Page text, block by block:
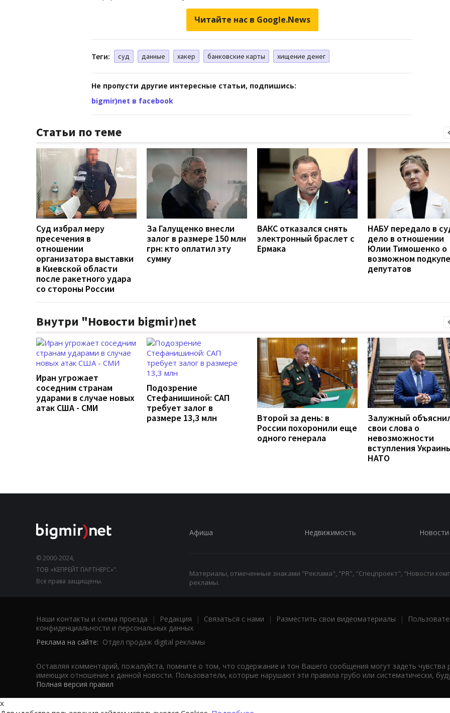
Читайте нас в Google.News
Теги: суд данные хакер банковские карты хищение денег
Не пропусти другие интересные статьи, подпишись:
bigmir)net в facebook
Статьи по теме
Суд избрал меру
пресечения в
отношении
организатора выставки
в Киевской области
после ракетного удара
со стороны России
За Галущенко внесли
залог в размере 150 млн
грн: кто оплатил эту
сумму
ВАКС отказался снять
электронный браслет с
Ермака
НАБУ передало в
дело в отношении
Юлии Тимошенко о
возможном подкупе
депутатов
Внутри "Новости bigmir)net
Иран угрожает
соседним странам
ударами в случае новых
атак США - СМИ
Подозрение
Стефанишиной: САП
требует залог в
размере 13,3 млн
Второй за день: в
России похоронили еще
одного генерала
Залужный
свои слова о
невозможности
вступления
НАТО
© 2000-2024,
ТОВ «КЕПРЕЙТ ПАРТНЕРС»".
Все права защищены.
Афиша Недвижимость Новости
Материалы, отмеченные знаками "Реклама", "PR", "Спецпроект", "Новости
рекламы.
Наши контакты и схема проезда | Редакция | Связаться с нами | Разместить свои видеоматериалы |
конфиденциальности и персональных данных
Реклама на сайте: Отдел продаж digital рекламы
Оставляя комментарий, пожалуйста, помните о том, что содержание и тон Вашего сообщения могут задеть чувства
имеющих отношение к данной новости. Пользователи, которые нарушают эти правила грубо или систематически,
Полная версия правил
x